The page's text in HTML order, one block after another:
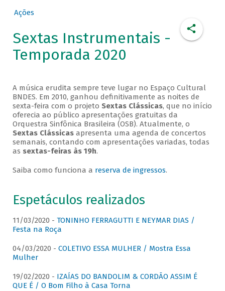
Ações
Sextas Instrumentais -
Temporada 2020
A música erudita sempre teve lugar no Espaço Cultural
BNDES. Em 2010, ganhou definitivamente as noites de
sexta-feira com o projeto Sextas Clássicas, que no início
oferecia ao público apresentações gratuitas da
Orquestra Sinfônica Brasileira (OSB). Atualmente, o
Sextas Clássicasapresenta uma agenda de concertos
semanais, contando com apresentações variadas, todas
as sextas-feiras às 19h.
Saiba como funciona a reserva de ingressos.
Espetáculos realizados
11/03/2020 - TONINHO FERRAGUTTI E NEYMAR DIAS /
Festa na Roça
04/03/2020 - COLETIVO ESSA MULHER / Mostra Essa
Mulher
19/02/2020 - IZAÍAS DO BANDOLIM & CORDÃO ASSIM É
QUE É / O Bom Filho à Casa Torna